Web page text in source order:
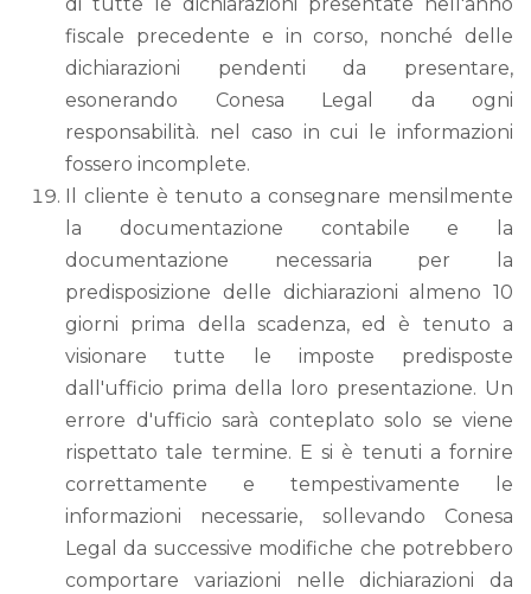
fiscale precedente e in corso, nonché delle
dichiarazioni pendenti da presentare,
esonerando Conesa Legal da ogni
responsabilità. nel caso in cui le informazioni
fossero incomplete.
Il cliente è tenuto a consegnare mensilmente
la documentazione contabile e la
documentazione necessaria per la
predisposizione delle dichiarazioni almeno 10
giorni prima della scadenza, ed è tenuto a
visionare tutte le imposte predisposte
dall'ufficio prima della loro presentazione. Un
errore d'ufficio sarà conteplato solo se viene
rispettato tale termine. E si è tenuti a fornire
correttamente e tempestivamente le
informazioni necessarie, sollevando Conesa
Legal da successive modifiche che potrebbero
comportare variazioni nelle dichiarazioni da